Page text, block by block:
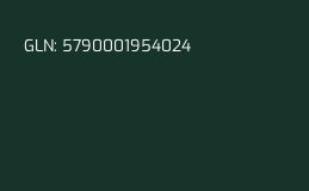
GLN: 5790001954024